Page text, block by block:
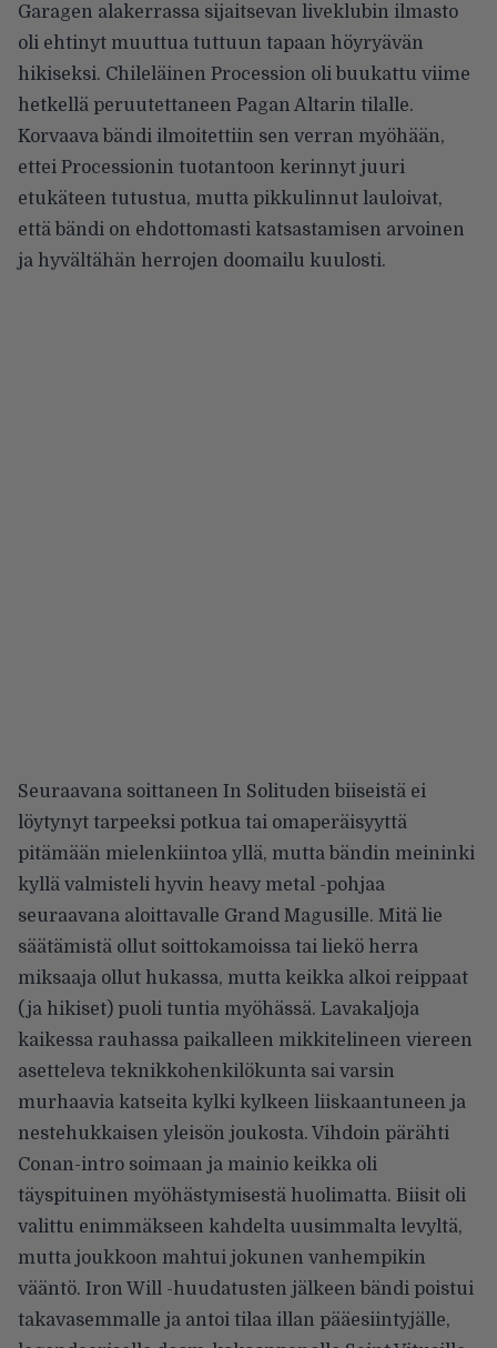
Garagen alakerrassa sijaitsevan liveklubin ilmasto
oli ehtinyt muuttua tuttuun tapaan höyryävän
hikiseksi. Chileläinen Procession oli buukattu viime
hetkellä peruutettaneen Pagan Altarin tilalle.
Korvaava bändi ilmoitettiin sen verran myöhään,
ettei Processionin tuotantoon kerinnyt juuri
etukäteen tutustua, mutta pikkulinnut lauloivat,
että bändi on ehdottomasti katsastamisen arvoinen
ja hyvältähän herrojen doomailu kuulosti.
Seuraavana soittaneen In Solituden biiseistä ei
löytynyt tarpeeksi potkua tai omaperäisyyttä
pitämään mielenkiintoa yllä, mutta bändin meininki
kyllä valmisteli hyvin heavy metal -pohjaa
seuraavana aloittavalle Grand Magusille. Mitä lie
säätämistä ollut soittokamoissa tai liekö herra
miksaaja ollut hukassa, mutta keikka alkoi reippaat
(ja hikiset) puoli tuntia myöhässä. Lavakaljoja
kaikessa rauhassa paikalleen mikkitelineen viereen
asetteleva teknikkohenkilökunta sai varsin
murhaavia katseita kylki kylkeen liiskaantuneen ja
nestehukkaisen yleisön joukosta. Vihdoin pärähti
Conan-intro soimaan ja mainio keikka oli
täyspituinen myöhästymisestä huolimatta. Biisit oli
valittu enimmäkseen kahdelta uusimmalta levyltä,
mutta joukkoon mahtui jokunen vanhempikin
vääntö. Iron Will -huudatusten jälkeen bändi poistui
takavasemmalle ja antoi tilaa illan pääesiintyjälle,